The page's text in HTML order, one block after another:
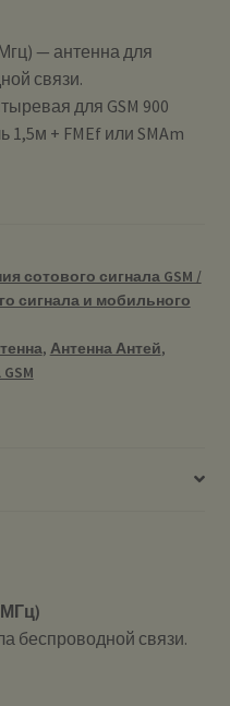
— антенна для
связи.
для GSM 900
1,5м + FMEf или SMAm
сотового сигнала GSM /
сигнала и мобильного
, Антенна Антей,
МГц)
беспроводной связи.